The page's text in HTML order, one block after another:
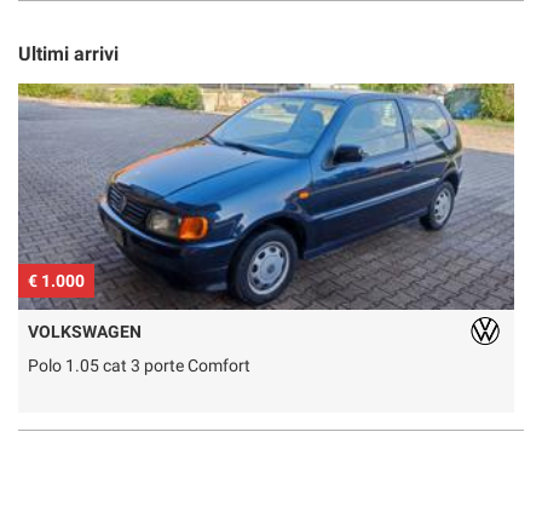
Ultimi arrivi
€ 1.000
VOLKSWAGEN
Polo 1.05 cat 3 porte Comfort